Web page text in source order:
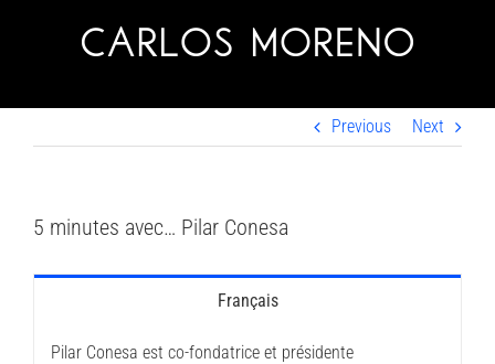
Previous Next
5 minutes avec… Pilar Conesa
Français
Pilar Conesa est co-fondatrice et présidente